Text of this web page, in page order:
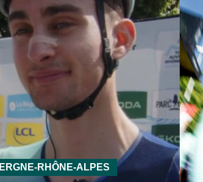
RHÔNE-ALPES